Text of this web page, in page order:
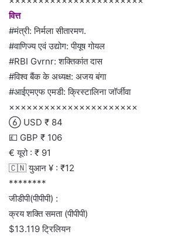
वित्त
#मंत्री: निर्मला सीतारमण.
#वाणिज्य एवं उद्योग: पीयूष गोयल
#RBI Gvrnr: शक्तिकांत दास
#विश्व बैंक के अध्यक्ष: अजय बंगा
#आईएमएफ एमडी: क्रिस्टालिना जॉर्जीवा
××××××××××××××××××××××
 USD ₹ 84
💷 GBP ₹ 106
€ यूरो : ₹ 91
🇨🇳 युआन ¥ : ₹12
********
जीडीपी(पीपीपी) :
क्रय शक्ति समता (पीपीपी)
$13.119 ट्रिलियन